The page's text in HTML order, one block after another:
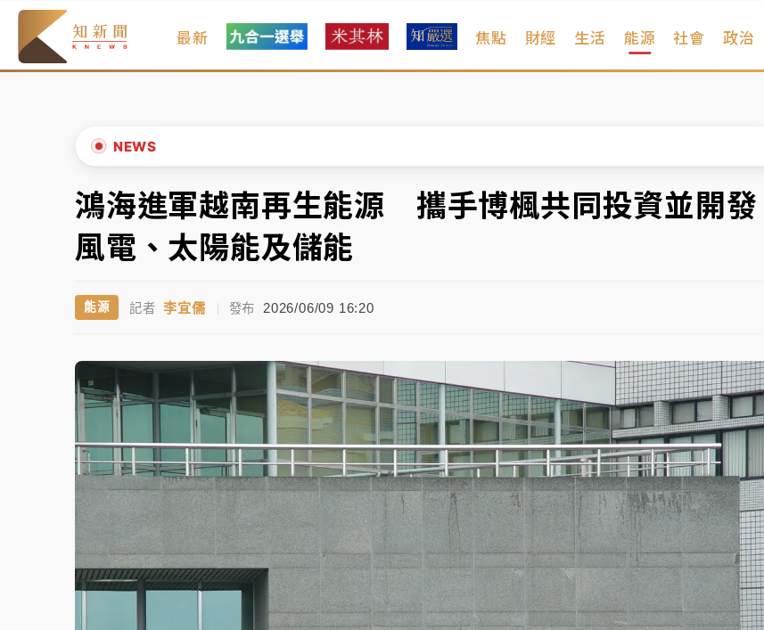
最新 焦點 財經 生活 能源 社會 政治
NEWS
中信慈善基金會想增加董事人數！辜仲諒向法院聲請遭駁 理由曝光
故宮《龍藏經》特展第2檔！今線上預約開賣一度塞車 周六起展出延長至晚上7時
台東農業處長涉圖利渡假村！東檢抗告成功 今重開羈押庭
女律師陳昱瑄詐慈濟10億！黃金158kg遭查扣畫面曝光
中信慈善基金會想增加董事人數！辜仲諒向法院聲請遭駁 理由曝光
故宮《龍藏經》特展第2檔！今線上預約開賣一度塞車 周六起展出延長至晚上7時
台東農業處長涉圖利渡假村！東檢抗告成功 今重開羈押庭
父親節泡湯了！中颱白海豚雨彈轟3天 「紅到發紫」降雨熱區曝
▲
▼
鴻海進軍越南再生能源 攜手博楓共同投資並開發
風電、太陽能及儲能
能源 記者 李宜儒 | 發布 2026/06/09 16:20